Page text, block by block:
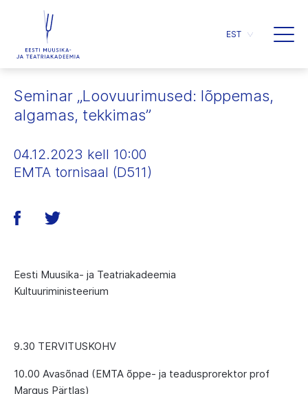
EST
Seminar „Loovuurimused: lõppemas,
algamas, tekkimas”
04.12.2023 kell 10:00
EMTA tornisaal (D511)
Eesti Muusika- ja Teatriakadeemia
Kultuuriministeerium
9.30 TERVITUSKOHV
10.00 Avasõnad (EMTA õppe- ja teadusprorektor prof
Margus Pärtlas)